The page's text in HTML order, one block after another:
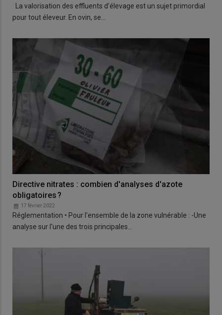
La valorisation des effluents d’élevage est un sujet primordial
pour tout éleveur. En ovin, se…
Directive nitrates : combien d'analyses d'azote
obligatoires ?
17 février 2022
Réglementation • Pour l'ensemble de la zone vulnérable : -Une
analyse sur l'une des trois principales…